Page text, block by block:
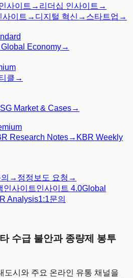
사이트 → 리더십 인사이트 →
사이트 → 디지털 혁신 → 스타트업 →
Global Economy→
클 →
Market & Cases→
Research Notes→ KBR Weekly
→ 정정보도 요청 →
인사이트인사이트 4.0Global
Analysis1:1문의
수급 불안과 종량제 봉투
도시와 주요 온라인 유통 채널을